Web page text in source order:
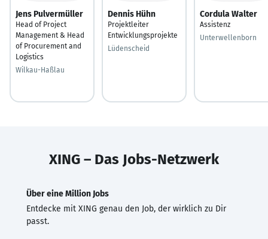
Jens Pulvermüller
Head of Project
Management & Head
of Procurement and
Logistics
Wilkau-Haßlau
Dennis Hühn
Projektleiter
Entwicklungsprojekte
Lüdenscheid
Cordula Walter
Assistenz
Unterwellenborn
XING – Das Jobs-Netzwerk
Über eine Million Jobs
Entdecke mit XING genau den Job, der wirklich zu Dir
passt.